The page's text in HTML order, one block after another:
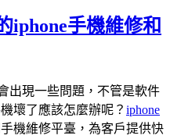
iphone手機維修和
出現一些問題，不管是軟件
壞了應該怎麼辦呢？ iphone
機維修平臺，為客戶提供快